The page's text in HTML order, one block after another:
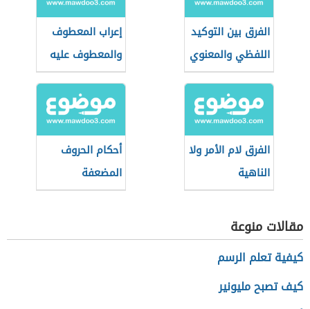
الفرق بين التوكيد
اللفظي والمعنوي
إعراب المعطوف
والمعطوف عليه
الفرق لام الأمر ولا
الناهية
أحكام الحروف
المضعفة
مقالات منوعة
كيفية تعلم الرسم
كيف تصبح مليونير